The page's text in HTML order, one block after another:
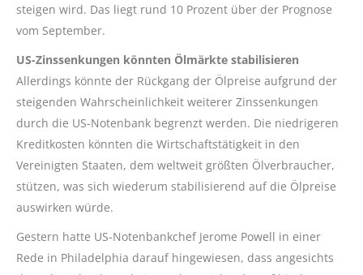
steigen wird. Das liegt rund 10 Prozent über der Prognose
vom September.
US-Zinssenkungen könnten Ölmärkte stabilisieren
Allerdings könnte der Rückgang der Ölpreise aufgrund der
steigenden Wahrscheinlichkeit weiterer Zinssenkungen
durch die US-Notenbank begrenzt werden. Die niedrigeren
Kreditkosten könnten die Wirtschaftstätigkeit in den
Vereinigten Staaten, dem weltweit größten Ölverbraucher,
stützen, was sich wiederum stabilisierend auf die Ölpreise
auswirken würde.
Gestern hatte US-Notenbankchef Jerome Powell in einer
Rede in Philadelphia darauf hingewiesen, dass angesichts